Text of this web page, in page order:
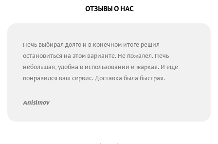
ОТЗЫВЫ О НАС
Печь выбирал долго и в конечном итоге решил
остановиться на этом варианте. Не пожалел. Печь
небольшая, удобна в использовании и жаркая. И еще
понравился ваш сервис. Доставка была быстрая.
Anisimov